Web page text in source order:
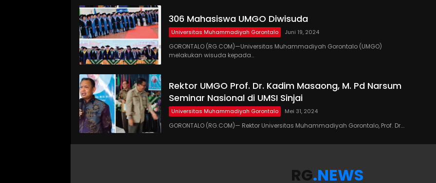
306 Mahasiswa UMGO Diwisuda
Universitas Muhammadiyah Gorontalo Juni 19, 2024
GORONTALO (RG.COM)—Universitas Muhammadiyah Gorontalo (UMGO)
melakukan wisuda kepada…
Rektor UMGO Prof. Dr. Kadim Masaong, M. Pd Narsum
Seminar Nasional di UMSI Sinjai
Universitas Muhammadiyah Gorontalo Mei 31, 2024
GORONTALO (RG.COM)— Rektor Universitas Muhammadiyah Gorontalo, Prof. Dr….
RG.NEWS